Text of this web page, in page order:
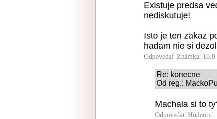
Existuje predsa
nediskutuje!
Isto je ten zakaz
hadam nie si
Odpovedať Známka: 10.0
Re: konecne
Od reg.:
Machala si to
Odpovedať Hodnotiť: